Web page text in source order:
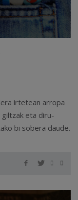
irtetean arropa
eta diru-
bi sobera daude.